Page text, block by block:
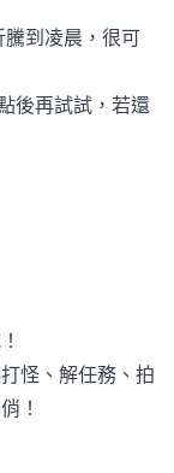
到凌晨，很可
後再試試，若還
怪、解任務、拍
！